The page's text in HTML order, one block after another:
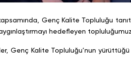
Genç Kalite Topluluğu
hedefleyen
Genç Kalite Topluluğu’nun